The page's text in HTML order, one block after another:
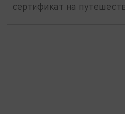
сертификат на